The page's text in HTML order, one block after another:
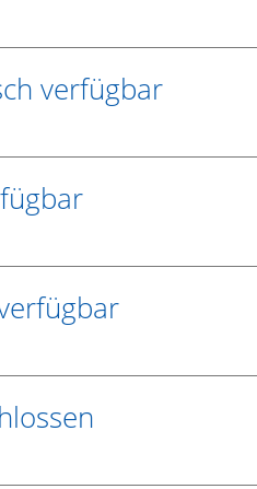
verfügbar